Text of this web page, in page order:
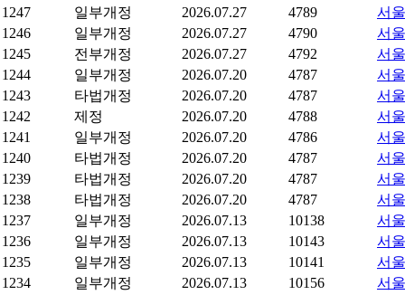
1247
일부개정 2026.07.27 4789
서
1246
일부개정 2026.07.27 4790
서
1245
전부개정 2026.07.27 4792
서
1244
일부개정 2026.07.20 4787
서
1243
타법개정 2026.07.20 4787
서
1242
제정 2026.07.20 4788
서
1241
일부개정 2026.07.20 4786
서
1240
타법개정 2026.07.20 4787
서
1239
타법개정 2026.07.20 4787
서
1238
타법개정 2026.07.20 4787
서
1237
일부개정 2026.07.13 10138
서
1236
일부개정 2026.07.13 10143
서
1235
일부개정 2026.07.13 10141
서
1234
일부개정 2026.07.13 10156
서